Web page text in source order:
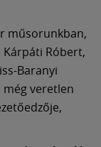
műsorunkban,
Róbert,
Baranyi
még veretlen